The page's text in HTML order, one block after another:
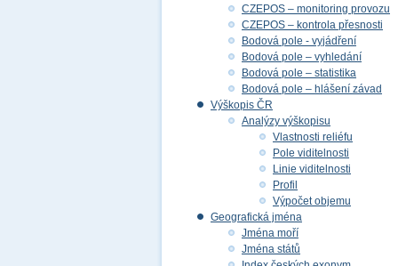
CZEPOS – monitoring provozu
CZEPOS – kontrola přesnosti
Bodová pole - vyjádření
Bodová pole – vyhledání
Bodová pole – statistika
Bodová pole – hlášení závad
Výškopis ČR
Analýzy výškopisu
Vlastnosti reliéfu
Pole viditelnosti
Linie viditelnosti
Profil
Výpočet objemu
Geografická jména
Jména moří
Jména států